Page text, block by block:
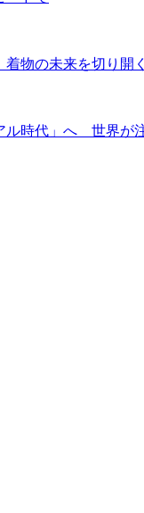
物の未来を切り開く
ル時代」へ 世界が